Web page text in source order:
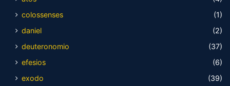
colossenses
(1)
daniel
(2)
deuteronomio
(37)
efesios
(6)
exodo
(39)